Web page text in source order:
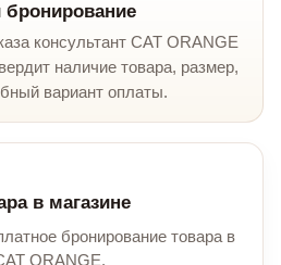
бронирование
консультант CAT ORANGE
наличие товара, размер,
вариант оплаты.
в магазине
бронирование товара в
ORANGE.